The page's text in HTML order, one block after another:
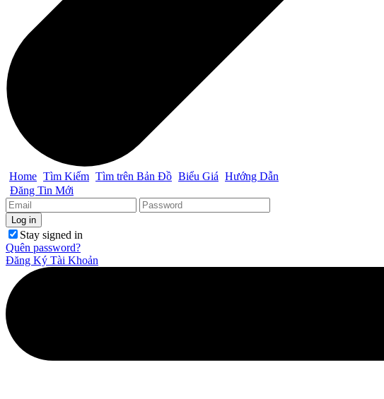
Home Tìm Kiếm Tìm trên Bản Đồ Biểu Giá Hướng Dẫn
Đăng Tin Mới
Stay signed in
Quên password?
Đăng Ký Tài Khoản